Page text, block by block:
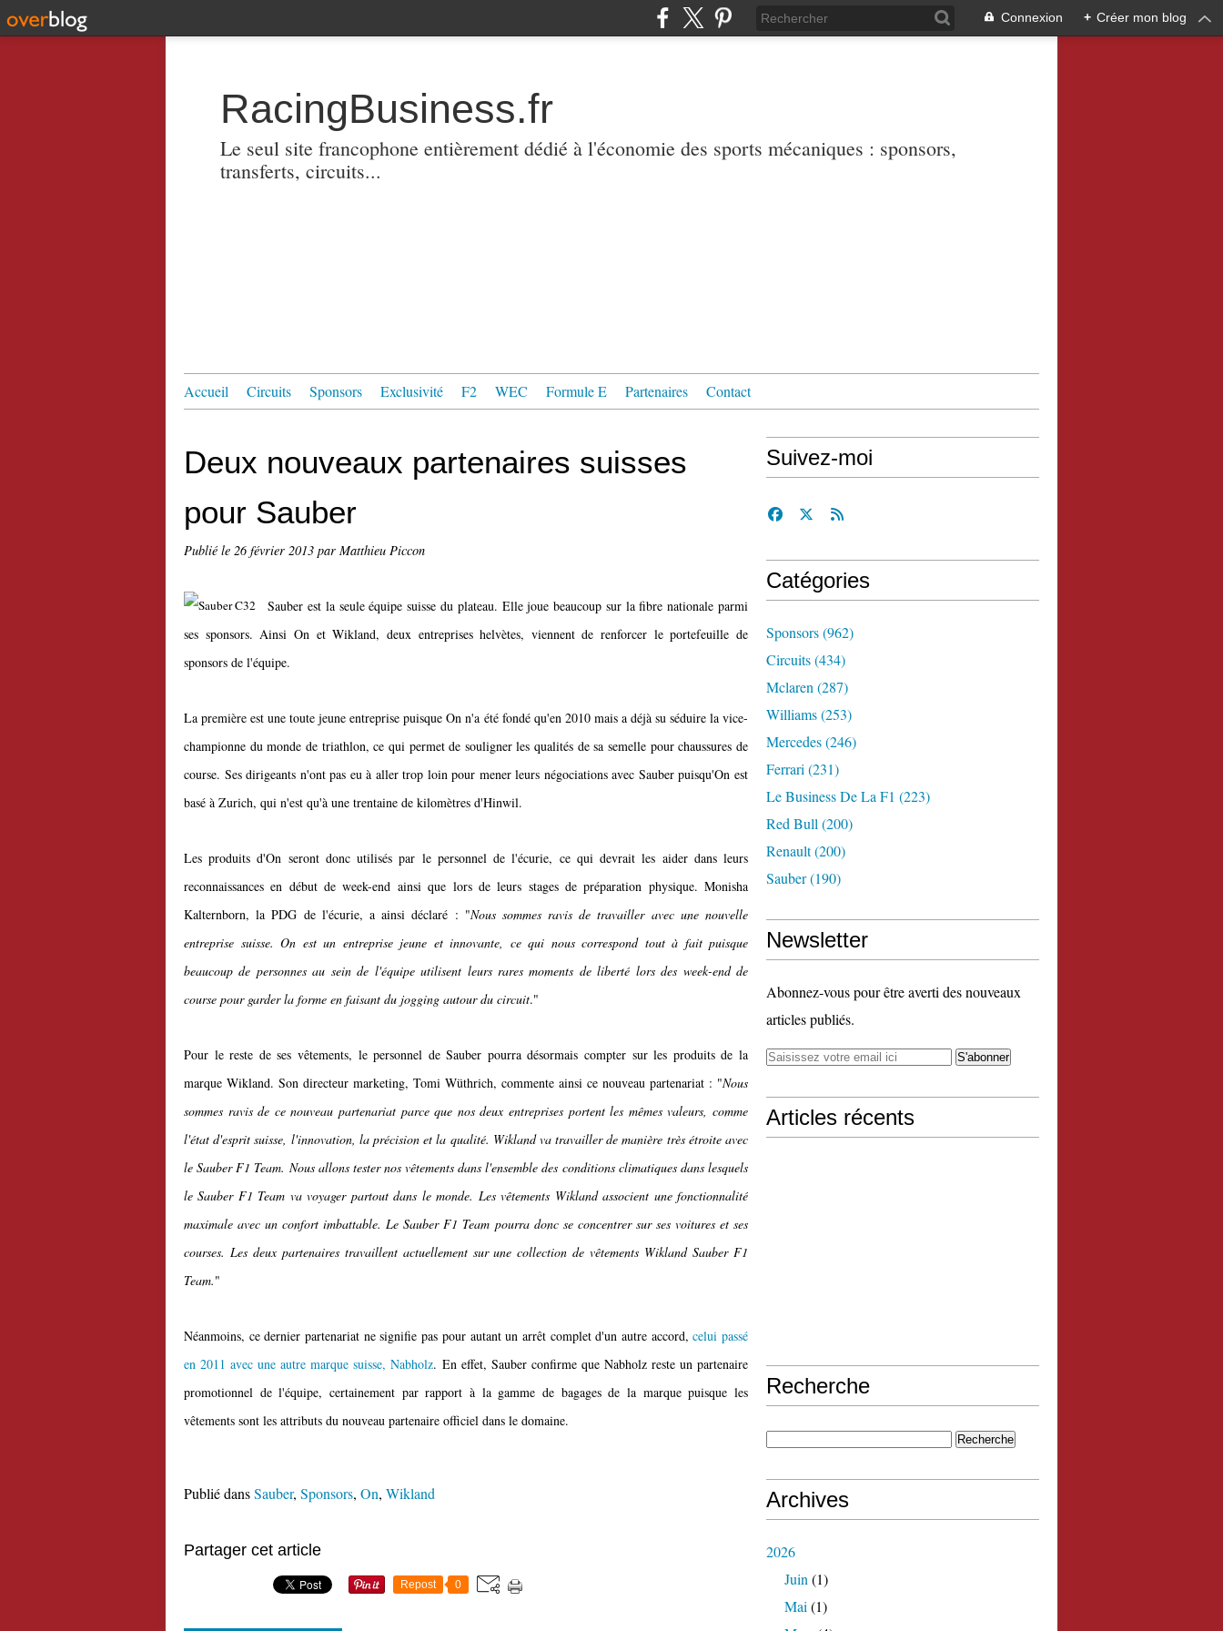
Connexion + Créer mon blog
RacingBusiness.fr
Le seul site francophone entièrement dédié à l'économie des sports mécaniques : sponsors,
transferts, circuits...
Accueil Circuits Sponsors Exclusivité F2 WEC Formule E Partenaires Contact
Deux nouveaux partenaires suisses
pour Sauber
Publié le 26 février 2013 par Matthieu Piccon
Sauber est la seule équipe suisse du plateau. Elle joue beaucoup sur la fibre nationale parmi
ses sponsors. Ainsi On et Wikland, deux entreprises helvètes, viennent de renforcer le portefeuille de
sponsors de l'équipe.
La première est une toute jeune entreprise puisque On n'a été fondé qu'en 2010 mais a déjà su séduire la vice-
championne du monde de triathlon, ce qui permet de souligner les qualités de sa semelle pour chaussures de
course. Ses dirigeants n'ont pas eu à aller trop loin pour mener leurs négociations avec Sauber puisqu'On est
basé à Zurich, qui n'est qu'à une trentaine de kilomètres d'Hinwil.
Les produits d'On seront donc utilisés par le personnel de l'écurie, ce qui devrait les aider dans leurs
reconnaissances en début de week-end ainsi que lors de leurs stages de préparation physique. Monisha
Kalternborn, la PDG de l'écurie, a ainsi déclaré : "Nous sommes ravis de travailler avec une nouvelle
entreprise suisse. On est un entreprise jeune et innovante, ce qui nous correspond tout à fait puisque
beaucoup de personnes au sein de l'équipe utilisent leurs rares moments de liberté lors des week-end de
course pour garder la forme en faisant du jogging autour du circuit."
Pour le reste de ses vêtements, le personnel de Sauber pourra désormais compter sur les produits de la
marque Wikland. Son directeur marketing, Tomi Wüthrich, commente ainsi ce nouveau partenariat : "Nous
sommes ravis de ce nouveau partenariat parce que nos deux entreprises portent les mêmes valeurs, comme
l'état d'esprit suisse, l'innovation, la précision et la qualité. Wikland va travailler de manière très étroite avec
le Sauber F1 Team. Nous allons tester nos vêtements dans l'ensemble des conditions climatiques dans lesquels
le Sauber F1 Team va voyager partout dans le monde. Les vêtements Wikland associent une fonctionnalité
maximale avec un confort imbattable. Le Sauber F1 Team pourra donc se concentrer sur ses voitures et ses
courses. Les deux partenaires travaillent actuellement sur une collection de vêtements Wikland Sauber F1
Team."
Néanmoins, ce dernier partenariat ne signifie pas pour autant un arrêt complet d'un autre accord,celui passé
en 2011 avec une autre marque suisse, Nabholz. En effet, Sauber confirme que Nabholz reste un partenaire
promotionnel de l'équipe, certainement par rapport à la gamme de bagages de la marque puisque les
vêtements sont les attributs du nouveau partenaire officiel dans le domaine.
Publié dansSauber, Sponsors, On, Wikland
Partager cet article
Repost 0
Suivez-moi
Catégories
Sponsors(962)
Circuits(434)
Mclaren (287)
Williams(253)
Mercedes(246)
Ferrari (231)
Le Business De La F1 (223)
Red Bull (200)
Renault(200)
Sauber(190)
Newsletter
Abonnez-vous pour être averti des nouveaux
articles publiés.
Articles récents
Recherche
Archives
2026
Juin (1)
Mai (1)